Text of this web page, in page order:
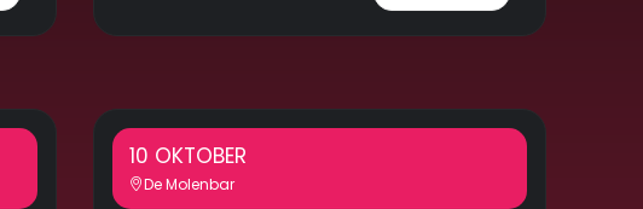
10 OKTOBER
De Molenbar